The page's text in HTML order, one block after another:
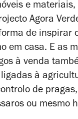
e materiais,
Agora
de inspirar
em casa. E as
à venda
à
de
ou mesmo